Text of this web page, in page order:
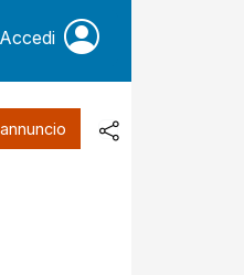
Accedi